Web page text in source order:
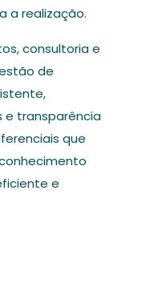
a realização.
consultoria e
de
e transparência
que
e